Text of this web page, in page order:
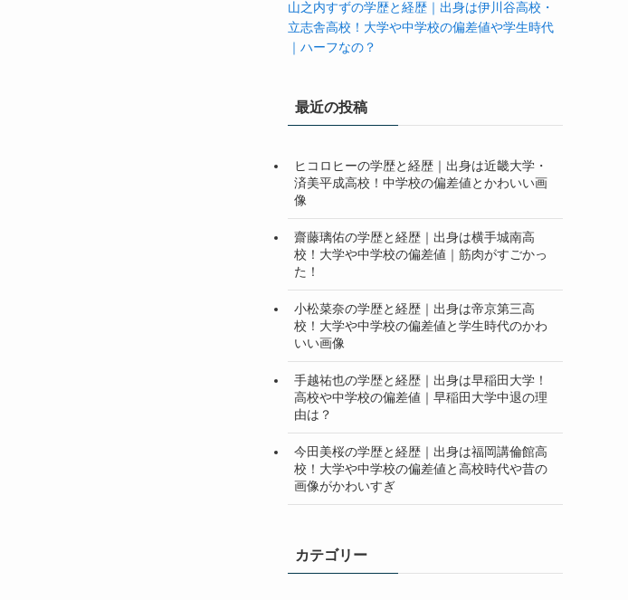
山之内すずの学歴と経歴｜出身は伊川谷高校・
立志舎高校！大学や中学校の偏差値や学生時代
｜ハーフなの？
最近の投稿
ヒコロヒーの学歴と経歴｜出身は近畿大学・
済美平成高校！中学校の偏差値とかわいい画
像
齋藤璃佑の学歴と経歴｜出身は横手城南高
校！大学や中学校の偏差値｜筋肉がすごかっ
た！
小松菜奈の学歴と経歴｜出身は帝京第三高
校！大学や中学校の偏差値と学生時代のかわ
いい画像
手越祐也の学歴と経歴｜出身は早稲田大学！
高校や中学校の偏差値｜早稲田大学中退の理
由は？
今田美桜の学歴と経歴｜出身は福岡講倫館高
校！大学や中学校の偏差値と高校時代や昔の
画像がかわいすぎ
カテゴリー